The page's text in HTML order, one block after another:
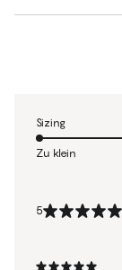
5
Sizing
Zu klein